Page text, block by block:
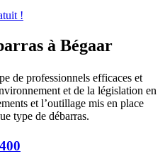
!
à Bégaar
de professionnels efficaces et
et de la législation en
et l’outillage mis en place
type de débarras.